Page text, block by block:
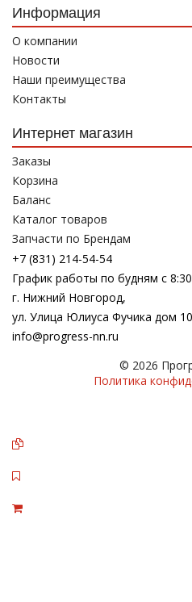
Информация
О компании
Новости
Наши преимущества
Контакты
Интернет магазин
Заказы
Корзина
Баланс
Каталог товаров
Запчасти по Брендам
+7 (831) 214-54-54
График работы по будням с
г. Нижний Новгород,
ул. Улица Юлиуса Фучика дом
info@progress-nn.ru
© 2026
Политика